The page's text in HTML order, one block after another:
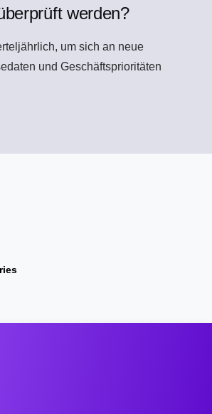
werden?
um sich an neue
und Geschäftsprioritäten